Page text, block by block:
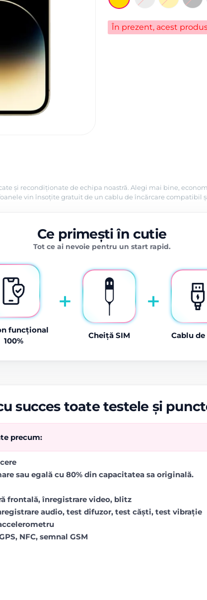
În prezent, acest
și recondiționate de echipa noastră. Alegi mai bine,
vin însoțite gratuit de un cablu de încărcare compatibil
Ce primești în cutie
Tot ce ai nevoie pentru un start rapid.
funcțional
100%
+
Cheiță SIM
+
Cablu
succes toate testele și
precum:
sau egală cu 80% din capacitatea sa originală.
frontală, înregistrare video, blitz
audio, test difuzor, test căști, test vibrație
NFC, semnal GSM